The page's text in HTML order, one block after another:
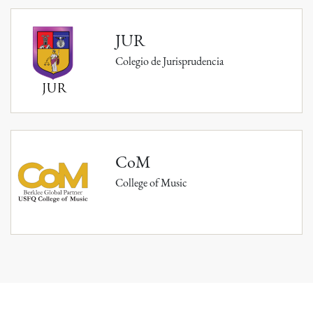
JUR
Colegio de Jurisprudencia
CoM
College of Music